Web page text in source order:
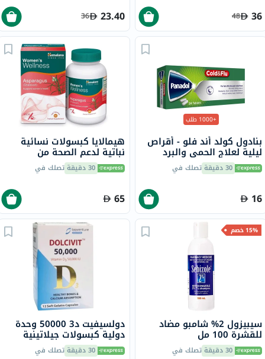
36
48
23.40
36
+1000 طلب
بنادول كولد أند فلو - أقراص
ليلية لعلاج الحمى والبرد
والإنفلونزا، 24 قرص
30 دقيقة تصلك في
16
هيمالايا كبسولات نسائية
نباتية لدعم الصحة من
حزمة من 60 كبسولة
30 دقيقة تصلك في
65
15% خصم
سيبيزول 2% شامبو مضاد
للقشرة 100 مل
30 دقيقة تصلك في
دولسيفيت د3 50000 وحدة
دولية كبسولات جيلاتينية
طرية 12 كبسولة 30 دقيقة تصلك في